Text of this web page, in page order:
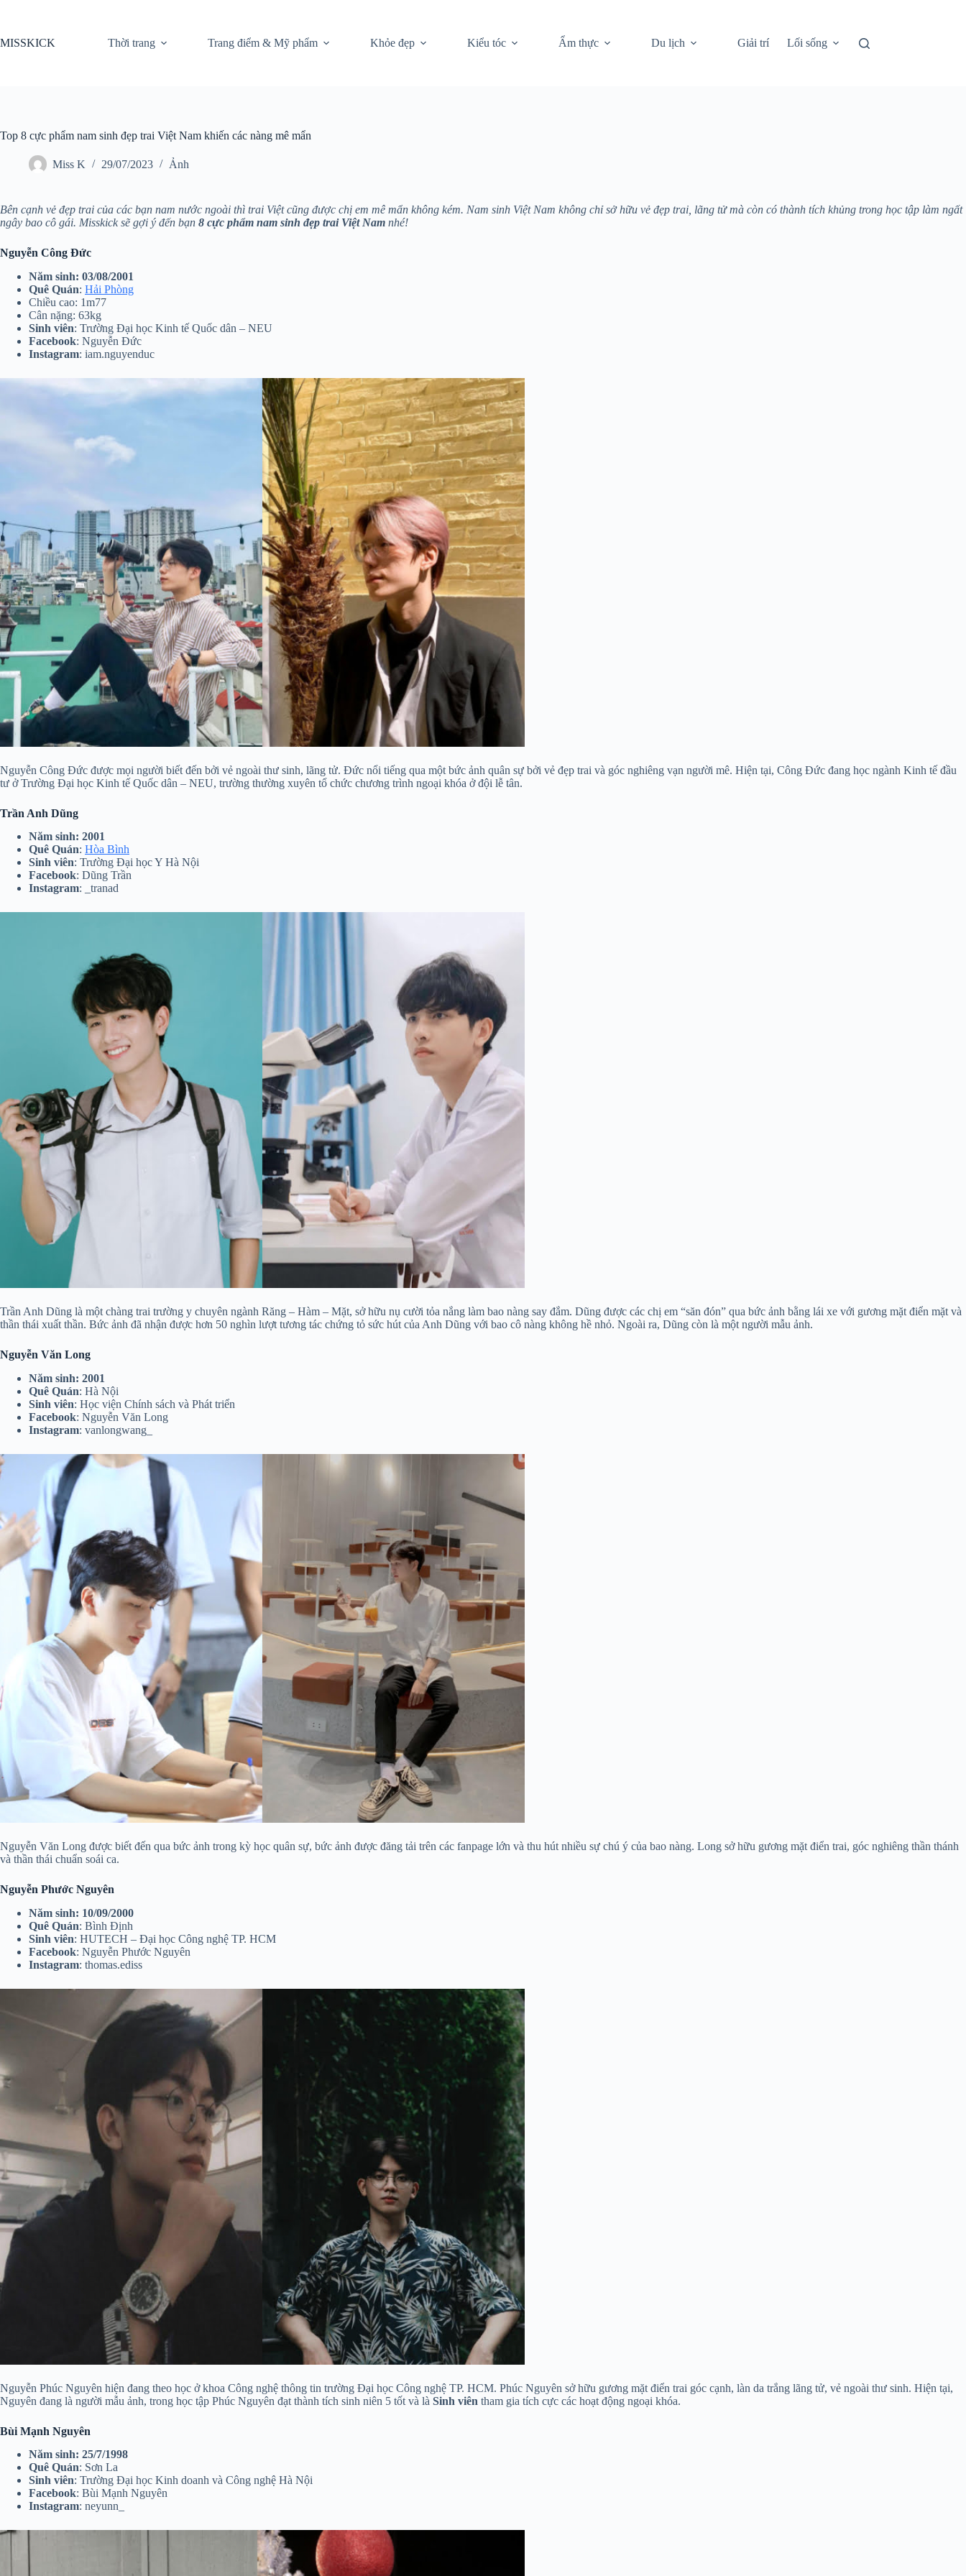
nội
MISSKICK Thời trang Trang điểm & Mỹ phẩm Khỏe đẹp Kiểu tóc Ẩm thực Du lịch Giải trí Lối sống
Top 8 cực phẩm nam sinh đẹp trai Việt Nam khiến các nàng mê mẩn
Miss K 29/07/2023 Ảnh
Bên cạnh vẻ đẹp trai của các bạn nam nước ngoài thì trai Việt cũng được chị em mê mẩn không kém. Nam sinh Việt Nam không chỉ sở hữu vẻ đẹp trai, lãng tử mà còn có thành tích khủng trong học tập làm ngất
ngây bao cô gái. Misskick sẽ gợi ý đến bạn 8 cực phẩm nam sinh đẹp trai Việt Nam nhé!
Nguyễn Công Đức
Năm sinh: 03/08/2001
Quê Quán: Hải Phòng
Chiều cao: 1m77
Cân nặng: 63kg
Sinh viên: Trường Đại học Kinh tế Quốc dân – NEU
Facebook: Nguyễn Đức
Instagram: iam.nguyenduc
Nguyễn Công Đức được mọi người biết đến bởi vẻ ngoài thư sinh, lãng tử. Đức nổi tiếng qua một bức ảnh quân sự bởi vẻ đẹp trai và góc nghiêng vạn người mê. Hiện tại, Công Đức đang học ngành Kinh tế đầu
tư ở Trường Đại học Kinh tế Quốc dân – NEU, trường thường xuyên tổ chức chương trình ngoại khóa ở đội lễ tân.
Trần Anh Dũng
Năm sinh: 2001
Quê Quán: Hòa Bình
Sinh viên: Trường Đại học Y Hà Nội
Facebook: Dũng Trần
Instagram: _tranad
Trần Anh Dũng là một chàng trai trường y chuyên ngành Răng – Hàm – Mặt, sở hữu nụ cười tỏa nắng làm bao nàng say đắm. Dũng được các chị em “săn đón” qua bức ảnh bằng lái xe với gương mặt điển mặt và
thần thái xuất thần. Bức ảnh đã nhận được hơn 50 nghìn lượt tương tác chứng tỏ sức hút của Anh Dũng với bao cô nàng không hề nhỏ. Ngoài ra, Dũng còn là một người mẫu ảnh.
Nguyễn Văn Long
Năm sinh: 2001
Quê Quán: Hà Nội
Sinh viên: Học viện Chính sách và Phát triển
Facebook: Nguyễn Văn Long
Instagram: vanlongwang_
Nguyễn Văn Long được biết đến qua bức ảnh trong kỳ học quân sự, bức ảnh được đăng tải trên các fanpage lớn và thu hút nhiều sự chú ý của bao nàng. Long sở hữu gương mặt điển trai, góc nghiêng thần thánh
và thần thái chuẩn soái ca.
Nguyễn Phước Nguyên
Năm sinh: 10/09/2000
Quê Quán: Bình Định
Sinh viên: HUTECH – Đại học Công nghệ TP. HCM
Facebook: Nguyễn Phước Nguyên
Instagram: thomas.ediss
Nguyễn Phúc Nguyên hiện đang theo học ở khoa Công nghệ thông tin trường Đại học Công nghệ TP. HCM. Phúc Nguyên sở hữu gương mặt điển trai góc cạnh, làn da trắng lãng tử, vẻ ngoài thư sinh. Hiện tại,
Nguyên đang là người mẫu ảnh, trong học tập Phúc Nguyên đạt thành tích sinh niên 5 tốt và là Sinh viên tham gia tích cực các hoạt động ngoại khóa.
Bùi Mạnh Nguyên
Năm sinh: 25/7/1998
Quê Quán: Sơn La
Sinh viên: Trường Đại học Kinh doanh và Công nghệ Hà Nội
Facebook: Bùi Mạnh Nguyên
Instagram: neyunn_